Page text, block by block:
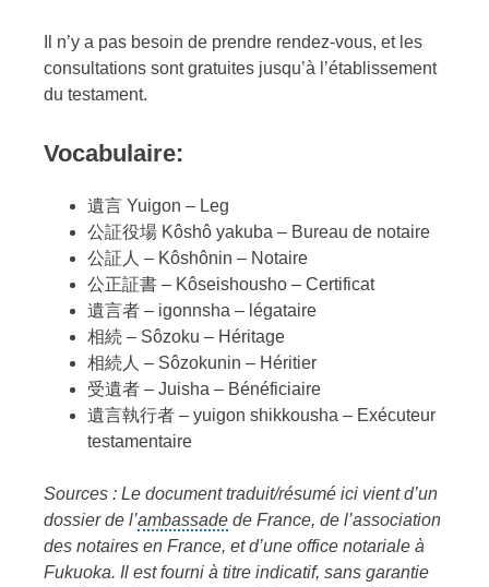
Il n’y a pas besoin de prendre rendez-vous, et les
consultations sont gratuites jusqu’à l’établissement
du testament.
Vocabulaire:
遺言 Yuigon – Leg
公証役場 Kôshô yakuba – Bureau de notaire
公証人 – Kôshônin – Notaire
公正証書 – Kôseishousho – Certificat
遺言者 – igonnsha – légataire
相続 – Sôzoku – Héritage
相続人 – Sôzokunin – Héritier
受遺者 – Juisha – Bénéficiaire
遺言執行者 – yuigon shikkousha – Exécuteur
testamentaire
Sources : Le document traduit/résumé ici vient d’un
dossier de l’ambassade de France, de l’association
des notaires en France, et d’une office notariale à
Fukuoka. Il est fourni à titre indicatif, sans garantie